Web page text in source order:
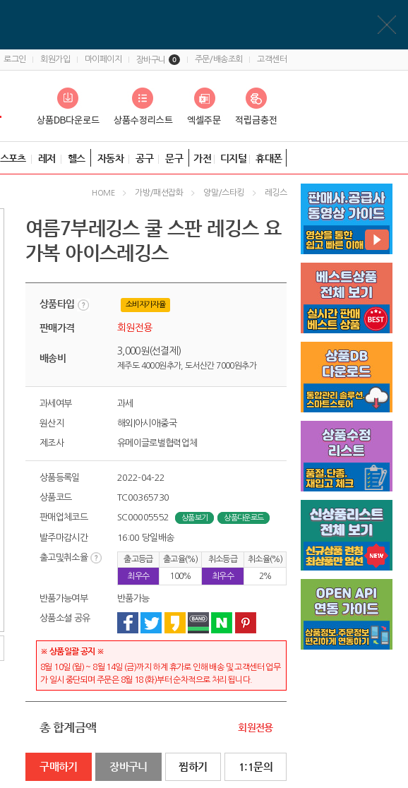
로그인 회원가입 마이페이지 장바구니 0 주문/배송조회 고객센터
스포츠 레저 헬스 자동차 공구 문구 가전 디지털 휴대폰
HOME 가방/패션잡화 양말/스타킹 레깅스
여름7부레깅스 쿨 스판 레깅스 요
가복 아이스레깅스
상품타입 소비자가자율
판매가격 회원전용
배송비
3,000원(선결제)
제주도 4000원추가, 도서산간 7000원추가
과세여부 과세
원산지 해외|아시아|중국
제조사 유메이글로벌협력업체
상품등록일 2022-04-22
상품코드 TC00365730
판매업체코드 SC00005552 상품보기 상품다운로드
발주마감시간 16:00 당일배송
출고및취소율 출고등급 출고율(%) 취소등급
취소율(%)
최우수
100% 최우수 2%
반품가능여부 반품가능
상품소셜 공유
※ 상품일괄 공지 ※
8월 10일 (월) ~ 8월 14일 (금)까지 하계 휴가로 인해 배송 및 고객센터 업무
가 일시 중단되며 주문은 8월 18 (화)부터 순차적으로 처리 됩니다.
총 합계금액 회원전용
구매하기 장바구니 찜하기 1:1문의